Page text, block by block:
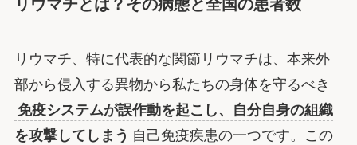
リウマチとは？その病態と全国の患者数
リウマチ、特に代表的な関節リウマチは、本来外
部から侵入する異物から私たちの身体を守るべき
免疫システムが誤作動を起こし、自分自身の組織
を攻撃してしまう 自己免疫疾患の一つです。この